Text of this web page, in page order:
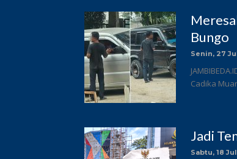
Bungo
Senin, 27
Cadika
Jadi
Sabtu, 18